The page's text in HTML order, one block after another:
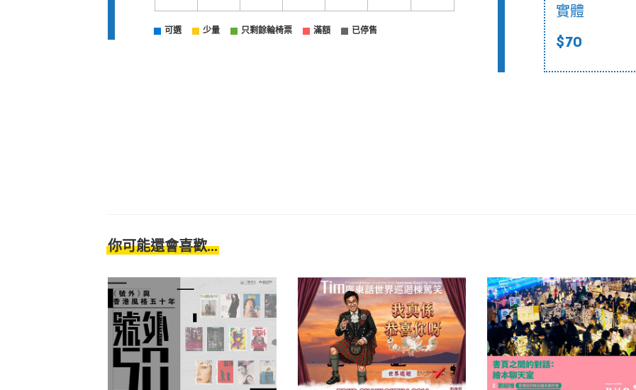
可選 少量 只剩餘輪椅票 滿額 已停售
實體
$70
你可能還會喜歡...